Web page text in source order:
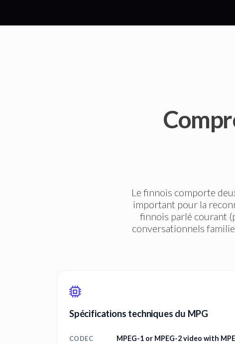
Le finnois comporte
important pour la
finnois parlé courant
conversationnels
Spécifications techniques du MPG
CODEC MPEG-1 or MPEG-2 video with